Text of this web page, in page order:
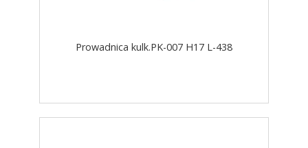
Prowadnica kulk.PK-007 H17 L-438